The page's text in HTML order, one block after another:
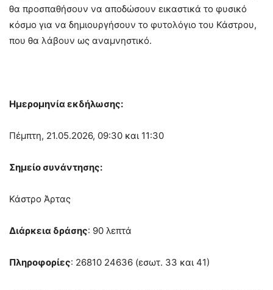
θα προσπαθήσουν να αποδώσουν εικαστικά το φυσικό
κόσμο για να δημιουργήσουν το φυτολόγιο του Κάστρου,
που θα λάβουν ως αναμνηστικό.
Ημερομηνία εκδήλωσης:
Πέμπτη, 21.05.2026, 09:30 και 11:30
Σημείο συνάντησης:
Κάστρο Άρτας
Διάρκεια δράσης: 90 λεπτά
Πληροφορίες: 26810 24636 (εσωτ. 33 και 41)